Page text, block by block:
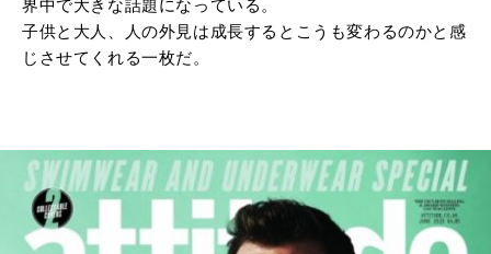
界中で大きな話題になっている。
子供と大人、人の外見は成長するとこうも変わるのかと感
じさせてくれる一枚だ。